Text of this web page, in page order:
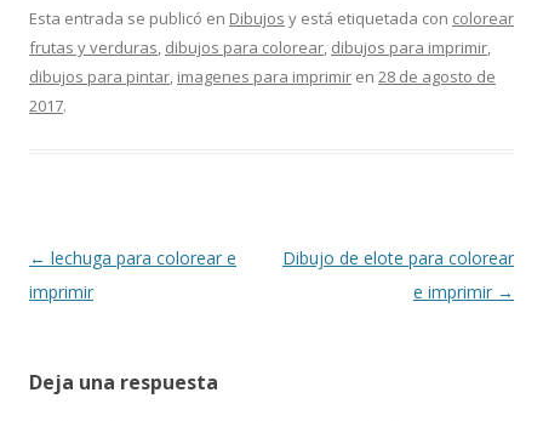
e
b
ai
l
at
s
e
gr
itt
er
m
p
Esta entrada se publicó en Dibujos y está etiquetada con colorear
frutas y verduras, dibujos para colorear, dibujos para imprimir,
dibujos para pintar, imagenes para imprimir en 28 de agosto de
2017.
Navegación
de
← lechuga para colorear e
imprimir
Dibujo de elote para colorear
e imprimir →
Deja una respuesta